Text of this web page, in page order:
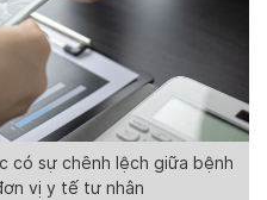
có sự chênh lệch giữa bệnh
vị y tế tư nhân